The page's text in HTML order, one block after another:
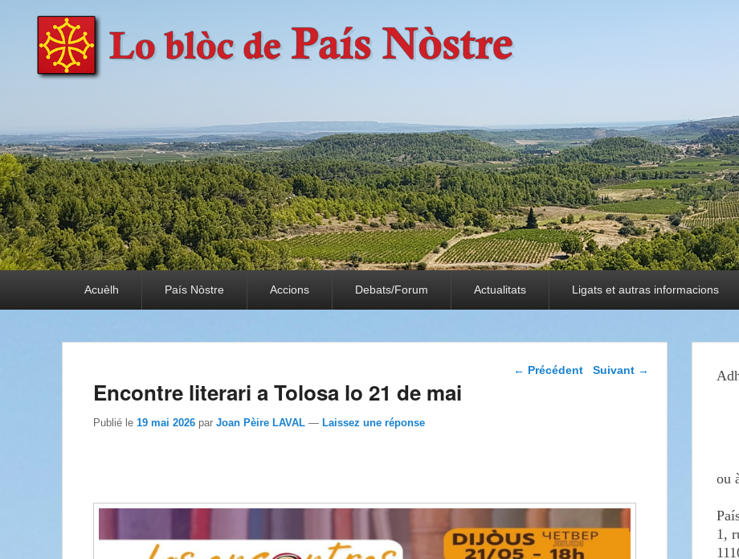
País Nòstre
Paratge e Convivència
Acuèlh País Nòstre Accions Debats/Forum Actualitats Ligats et autras informacions
Navigation dans les
← Précédent Suivant →
Encontre literari a Tolosa lo 21 de mai
Publié le 19 mai 2026 par Joan Pèire LAVAL — Laissez une réponse
ou
1,